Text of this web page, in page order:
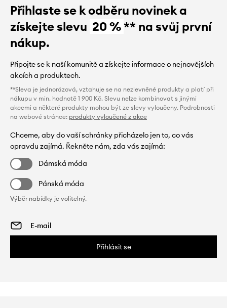
Přihlaste se k odběru novinek a
získejte slevu 20 %** na svůj první
nákup.
Připojte se k naší komunitě a získejte informace o nejnovějších
akcích a produktech.
**Sleva je jednorázová, vztahuje se na nezlevněné produkty a platí při
nákupu v min. hodnotě 1 900 Kč. Slevu nelze kombinovat s jinými
akcemi a některé produkty mohou být ze slevy vyloučeny. Podrobnosti
na webové stránce: produkty vyloučené z akce
Chceme, aby do vaší schránky přicházelo jen to, co vás
opravdu zajímá. Řekněte nám, zda vás zajímá:
Dámská móda
Pánská móda
Výběr nabídky je volitelný.
Přihlásit se